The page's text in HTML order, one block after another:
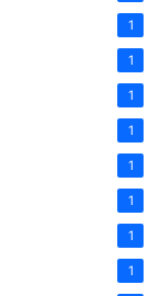
1
1
1
1
1
1
1
1